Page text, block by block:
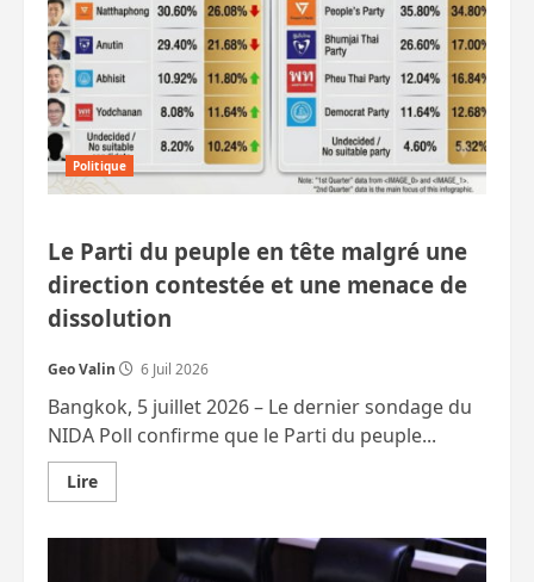
la
sécurité
intérieure
Politique
Le Parti du peuple en tête malgré une
direction contestée et une menace de
dissolution
Geo Valin 6 Juil 2026
Bangkok, 5 juillet 2026 – Le dernier sondage du
NIDA Poll confirme que le Parti du peuple...
LireEn
savoir